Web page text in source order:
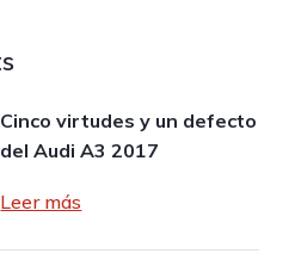
Cinco virtudes y un defecto
del Audi A3 2017
Leer más